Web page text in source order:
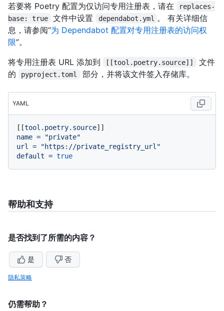
若要将 Poetry 配置为仅访问专用注册表，请在
replaces-
base: true
文件中设置 dependabot.yml
。 有关详细信
息，请参阅“为 Dependabot 配置对专用注册表的访问权
限”。
将专用注册表 URL 添加到
[[tool.poetry.source]]
文件
的
pyproject.toml 部分，并将该文件签入存储库。
YAML
[[tool.poetry.source
name =
"private"
url
=
"https://private_registry_url"
default = true
帮助和支持
是否找到了所需的内容？
是 否
隐私策略
仍需帮助？